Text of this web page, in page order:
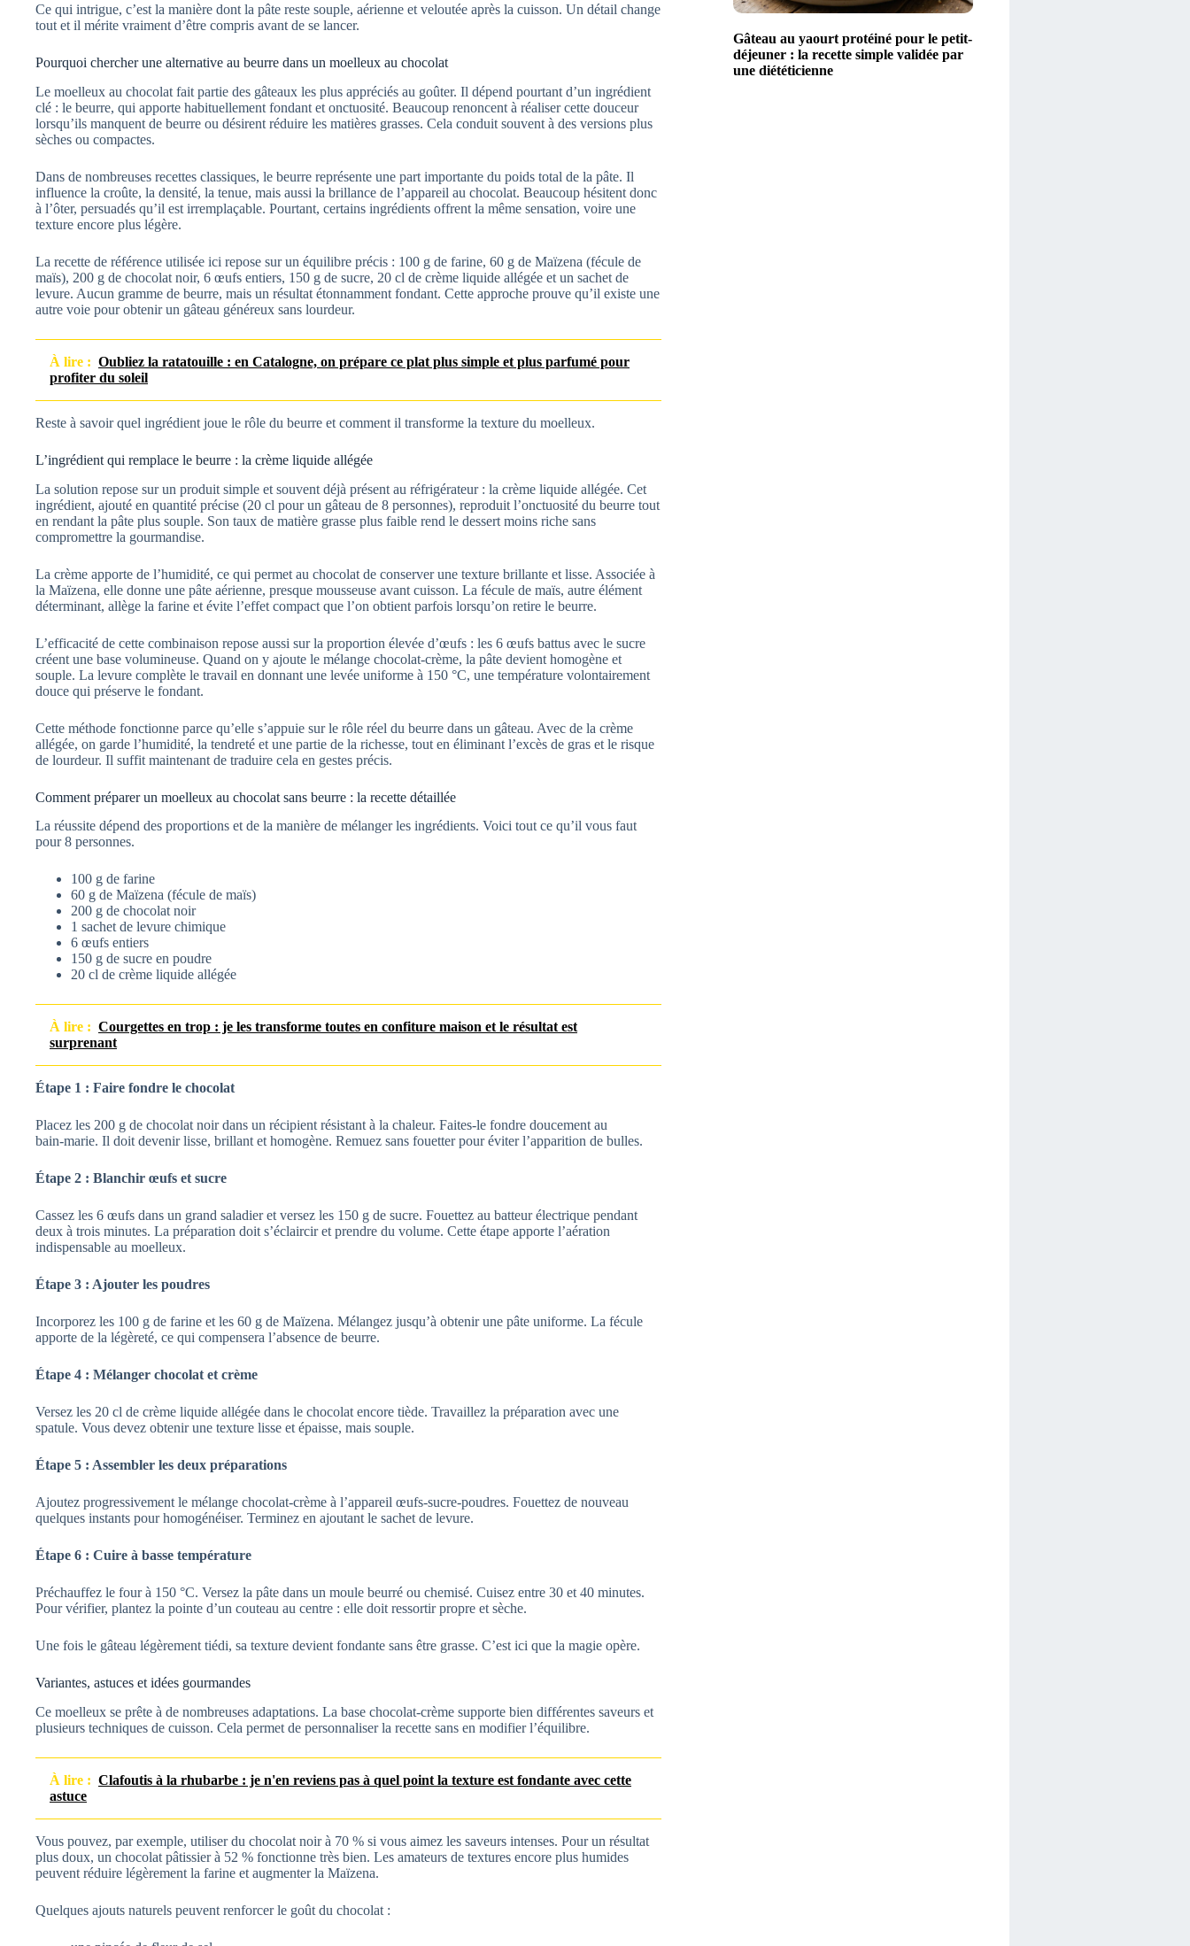
Ce qui intrigue, c’est la manière dont la pâte reste souple, aérienne et veloutée après la cuisson. Un détail change
tout et il mérite vraiment d’être compris avant de se lancer.
Pourquoi chercher une alternative au beurre dans un moelleux au chocolat
Le moelleux au chocolat fait partie des gâteaux les plus appréciés au goûter. Il dépend pourtant d’un ingrédient
clé : le beurre, qui apporte habituellement fondant et onctuosité. Beaucoup renoncent à réaliser cette douceur
lorsqu’ils manquent de beurre ou désirent réduire les matières grasses. Cela conduit souvent à des versions plus
sèches ou compactes.
Dans de nombreuses recettes classiques, le beurre représente une part importante du poids total de la pâte. Il
influence la croûte, la densité, la tenue, mais aussi la brillance de l’appareil au chocolat. Beaucoup hésitent donc
à l’ôter, persuadés qu’il est irremplaçable. Pourtant, certains ingrédients offrent la même sensation, voire une
texture encore plus légère.
La recette de référence utilisée ici repose sur un équilibre précis : 100 g de farine, 60 g de Maïzena (fécule de
maïs), 200 g de chocolat noir, 6 œufs entiers, 150 g de sucre, 20 cl de crème liquide allégée et un sachet de
levure. Aucun gramme de beurre, mais un résultat étonnamment fondant. Cette approche prouve qu’il existe une
autre voie pour obtenir un gâteau généreux sans lourdeur.
À lire : Oubliez la ratatouille : en Catalogne, on prépare ce plat plus simple et plus parfumé pour
profiter du soleil
Reste à savoir quel ingrédient joue le rôle du beurre et comment il transforme la texture du moelleux.
L’ingrédient qui remplace le beurre : la crème liquide allégée
La solution repose sur un produit simple et souvent déjà présent au réfrigérateur : la crème liquide allégée. Cet
ingrédient, ajouté en quantité précise (20 cl pour un gâteau de 8 personnes), reproduit l’onctuosité du beurre tout
en rendant la pâte plus souple. Son taux de matière grasse plus faible rend le dessert moins riche sans
compromettre la gourmandise.
La crème apporte de l’humidité, ce qui permet au chocolat de conserver une texture brillante et lisse. Associée à
la Maïzena, elle donne une pâte aérienne, presque mousseuse avant cuisson. La fécule de maïs, autre élément
déterminant, allège la farine et évite l’effet compact que l’on obtient parfois lorsqu’on retire le beurre.
L’efficacité de cette combinaison repose aussi sur la proportion élevée d’œufs : les 6 œufs battus avec le sucre
créent une base volumineuse. Quand on y ajoute le mélange chocolat-crème, la pâte devient homogène et
souple. La levure complète le travail en donnant une levée uniforme à 150 °C, une température volontairement
douce qui préserve le fondant.
Cette méthode fonctionne parce qu’elle s’appuie sur le rôle réel du beurre dans un gâteau. Avec de la crème
allégée, on garde l’humidité, la tendreté et une partie de la richesse, tout en éliminant l’excès de gras et le risque
de lourdeur. Il suffit maintenant de traduire cela en gestes précis.
Comment préparer un moelleux au chocolat sans beurre : la recette détaillée
La réussite dépend des proportions et de la manière de mélanger les ingrédients. Voici tout ce qu’il vous faut
pour 8 personnes.
100 g de farine
60 g de Maïzena (fécule de maïs)
200 g de chocolat noir
1 sachet de levure chimique
6 œufs entiers
150 g de sucre en poudre
20 cl de crème liquide allégée
À lire : Courgettes en trop : je les transforme toutes en confiture maison et le résultat est
surprenant
Étape 1 : Faire fondre le chocolat
Placez les 200 g de chocolat noir dans un récipient résistant à la chaleur. Faites-le fondre doucement au
bain‑marie. Il doit devenir lisse, brillant et homogène. Remuez sans fouetter pour éviter l’apparition de bulles.
Étape 2 : Blanchir œufs et sucre
Cassez les 6 œufs dans un grand saladier et versez les 150 g de sucre. Fouettez au batteur électrique pendant
deux à trois minutes. La préparation doit s’éclaircir et prendre du volume. Cette étape apporte l’aération
indispensable au moelleux.
Étape 3 : Ajouter les poudres
Incorporez les 100 g de farine et les 60 g de Maïzena. Mélangez jusqu’à obtenir une pâte uniforme. La fécule
apporte de la légèreté, ce qui compensera l’absence de beurre.
Étape 4 : Mélanger chocolat et crème
Versez les 20 cl de crème liquide allégée dans le chocolat encore tiède. Travaillez la préparation avec une
spatule. Vous devez obtenir une texture lisse et épaisse, mais souple.
Étape 5 : Assembler les deux préparations
Ajoutez progressivement le mélange chocolat‑crème à l’appareil œufs‑sucre‑poudres. Fouettez de nouveau
quelques instants pour homogénéiser. Terminez en ajoutant le sachet de levure.
Étape 6 : Cuire à basse température
Préchauffez le four à 150 °C. Versez la pâte dans un moule beurré ou chemisé. Cuisez entre 30 et 40 minutes.
Pour vérifier, plantez la pointe d’un couteau au centre : elle doit ressortir propre et sèche.
Une fois le gâteau légèrement tiédi, sa texture devient fondante sans être grasse. C’est ici que la magie opère.
Variantes, astuces et idées gourmandes
Ce moelleux se prête à de nombreuses adaptations. La base chocolat‑crème supporte bien différentes saveurs et
plusieurs techniques de cuisson. Cela permet de personnaliser la recette sans en modifier l’équilibre.
À lire : Clafoutis à la rhubarbe : je n'en reviens pas à quel point la texture est fondante avec cette
astuce
Vous pouvez, par exemple, utiliser du chocolat noir à 70 % si vous aimez les saveurs intenses. Pour un résultat
plus doux, un chocolat pâtissier à 52 % fonctionne très bien. Les amateurs de textures encore plus humides
peuvent réduire légèrement la farine et augmenter la Maïzena.
Quelques ajouts naturels peuvent renforcer le goût du chocolat :
Gâteau au yaourt protéiné pour le petit-
déjeuner : la recette simple validée par
une diététicienne